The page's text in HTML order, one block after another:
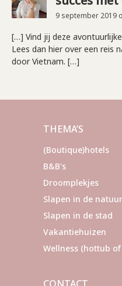
9 september 2019
[…] Vind jij deze
Lees dan hier over een reis
door Vietnam. […]
THEMA’S
(Boutique)hotels
B&B's
Droomplekjes
Slapen in de natuur
Slapen in de stad
Vakantiehuizen
Wellness (hottub